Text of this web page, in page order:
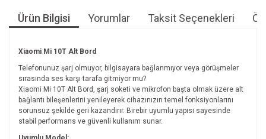
Ürün Bilgisi Yorumlar Taksit Seçenekleri
Xiaomi Mi 10T Alt Bord
Telefonunuz şarj olmuyor, bilgisayara bağlanmıyor veya görüşmeler
sırasında ses karşı tarafa gitmiyor mu?
Xiaomi Mi 10T Alt Bord, şarj soketi ve mikrofon başta olmak üzere alt
bağlantı bileşenlerini yenileyerek cihazınızın temel fonksiyonlarını
sorunsuz şekilde geri kazandırır. Birebir uyumlu yapısı sayesinde
stabil performans ve güvenli kullanım sunar.